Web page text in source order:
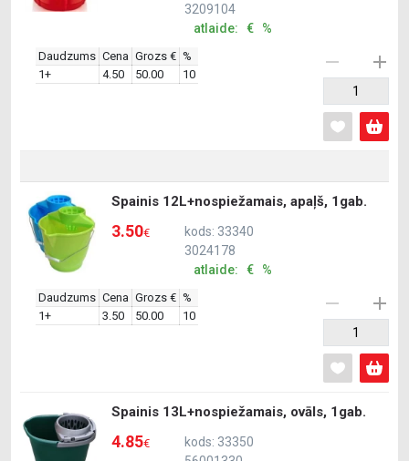
3209104
atlaide: € %
Daudzums Cena Grozs € %
1+
4.50 50.00 10
Spainis 12L+nospiežamais, apaļš, 1gab.
3.50€
kods: 33340
3024178
atlaide: € %
Daudzums Cena Grozs € %
1+
3.50 50.00 10
Spainis 13L+nospiežamais, ovāls, 1gab.
4.85€
kods: 33350